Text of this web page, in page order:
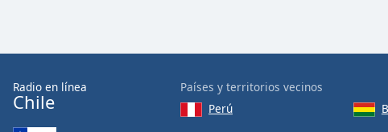
Edge
Style
Radio en línea
Chile
Países y territorios vecinos
Perú